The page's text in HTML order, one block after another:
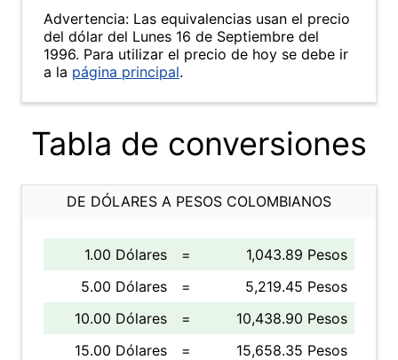
Advertencia: Las equivalencias usan el precio
del dólar del Lunes 16 de Septiembre del
1996. Para utilizar el precio de hoy se debe ir
a la página principal.
Tabla de conversiones
DE DÓLARES A PESOS COLOMBIANOS
1.00 Dólares =
1,043.89 Pesos
5.00 Dólares
=
5,219.45 Pesos
10.00 Dólares
=
10,438.90 Pesos
15.00 Dólares
=
15,658.35 Pesos